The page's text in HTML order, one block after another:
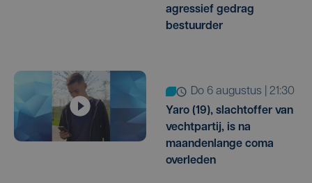
agressief gedrag
bestuurder
do 6 augustus | 21:30
Yaro (19), slachtoffer van
vechtpartij, is na
maandenlange coma
overleden